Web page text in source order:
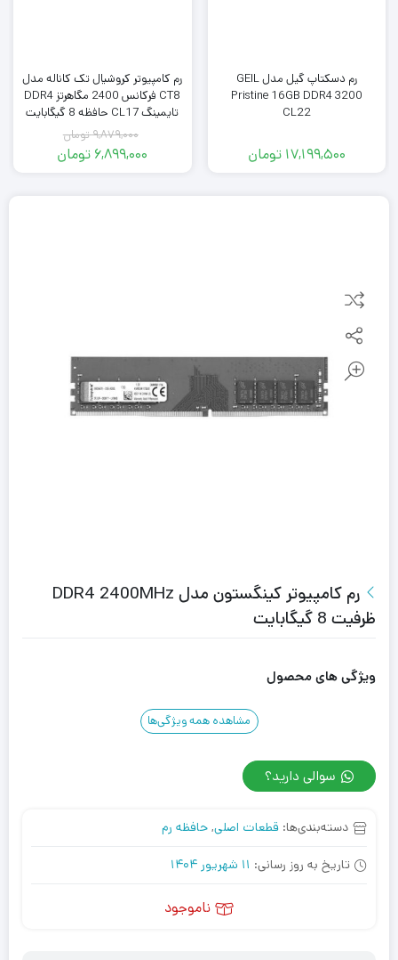
رم دسکتاپ گیل مدل GEIL
Pristine 16GB DDR4 3200
CL22
17,199,500 تومان
رم کامپیوتر کروشیال تک کاناله مدل
CT8 فرکانس 2400 مگاهرتز DDR4
تایمینگ CL17 حافظه 8 گیگابایت
9,879,000تومان
6,899,000 تومان
رم کامپیوتر کینگستون مدل DDR4 2400MHz
ظرفیت 8 گیگابایت
ویژگی های محصول
مشاهده همه ویژگی‌ها
سوالی دارید؟
دسته‌بندی‌ها: قطعات اصلی, حافظه رم
تاریخ به روز رسانی: 11 شهریور 1404
ناموجود